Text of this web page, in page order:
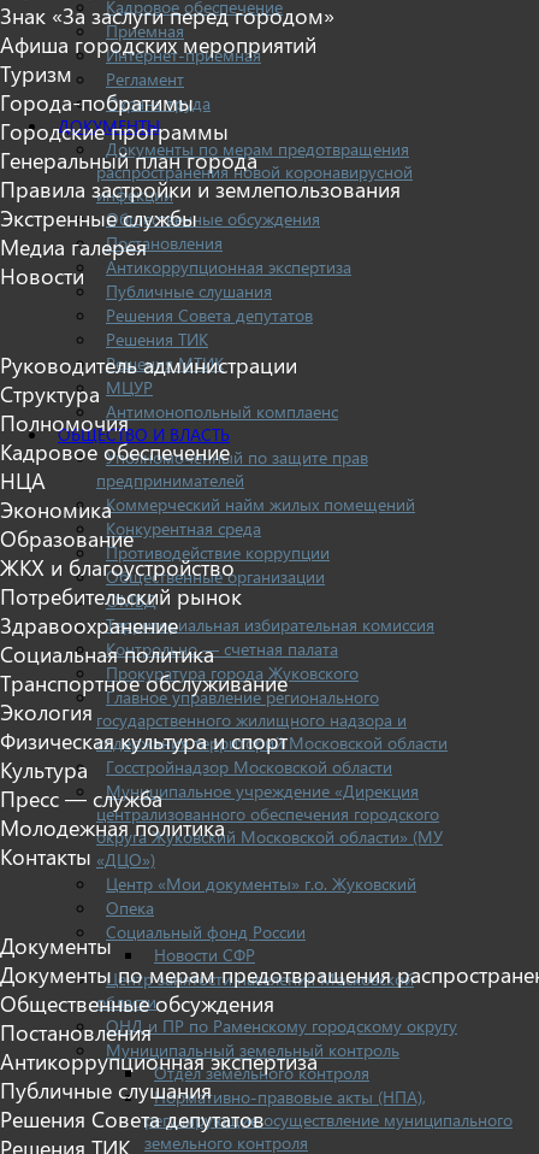
Кадровое обеспечение
Приемная
Интернет-приемная
Регламент
Охрана труда
ДОКУМЕНТЫ
Документы по мерам предотвращения
распространения новой коронавирусной
инфекции
Общественные обсуждения
Постановления
Антикоррупционная экспертиза
Публичные слушания
Решения Совета депутатов
Решения ТИК
Решения МТИК
МЦУР
Антимонопольный комплаенс
ОБЩЕСТВО И ВЛАСТЬ
Уполномоченный по защите прав
предпринимателей
Коммерческий найм жилых помещений
Конкурентная среда
Противодействие коррупции
Общественные организации
ОМВД
Территориальная избирательная комиссия
Контрольно — счетная палата
Прокуратура города Жуковского
Главное управление регионального
государственного жилищного надзора и
содержания территорий Московской области
Госстройнадзор Московской области
Муниципальное учреждение «Дирекция
централизованного обеспечения городского
округа Жуковский Московской области» (МУ
«ДЦО»)
Центр «Мои документы» г.о. Жуковский
Опека
Социальный фонд России
Новости СФР
Центр занятости населения Московской
области
ОНД и ПР по Раменскому городскому округу
Муниципальный земельный контроль
Отдел земельного контроля
Нормативно-правовые акты (НПА),
регулирующие осуществление муниципального
земельного контроля
Знак «За заслуги перед городом»
Афиша городских мероприятий
Туризм
Города-побратимы
Городские программы
Генеральный план города
Правила застройки и землепользования
Экстренные службы
Медиа галерея
Новости
Руководитель администрации
Структура
Полномочия
Кадровое обеспечение
НЦА
Экономика
Образование
ЖКХ и благоустройство
Потребительский рынок
Здравоохранение
Социальная политика
Транспортное обслуживание
Экология
Физическая культура и спорт
Культура
Пресс — служба
Молодежная политика
Контакты
Документы
Документы по мерам предотвращения
Общественные обсуждения
Постановления
Антикоррупционная экспертиза
Публичные слушания
Решения Совета депутатов
Решения ТИК